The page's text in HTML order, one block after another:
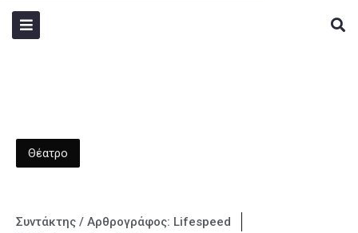
Θέατρο
Συντάκτης / Αρθρογράφος: Lifespeed